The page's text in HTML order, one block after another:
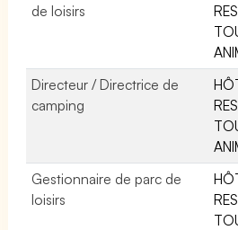
de loisirs
Directeur / Directrice de
camping
Gestionnaire de parc de
loisirs